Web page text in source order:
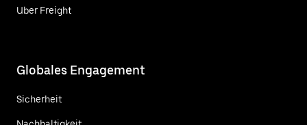
Uber Freight
Globales Engagement
Sicherheit